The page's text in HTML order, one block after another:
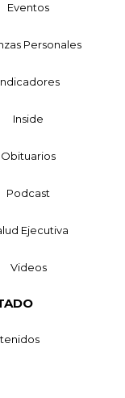
Eventos
Personales
Inside
Obituarios
Podcast
Ejecutiva
Videos